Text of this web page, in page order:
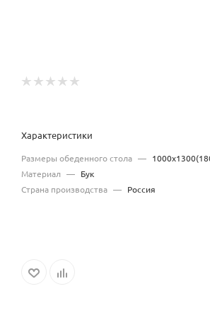
Характеристики
Размеры обеденного стола —
Материал — Бук
Страна производства — Россия